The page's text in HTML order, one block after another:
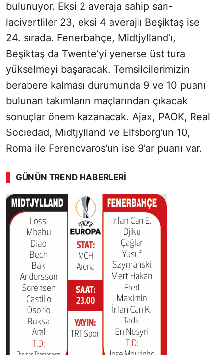
bulunuyor. Eksi 2 averaja sahip sarı-
lacivertliler 23, eksi 4 averajlı Beşiktaş ise
24. sırada. Fenerbahçe, Midtjylland’ı,
Beşiktaş da Twente’yi yenerse üst tura
yükselmeyi başaracak. Temsilcilerimizin
berabere kalması durumunda 9 ve 10 puanı
bulunan takımların maçlarından çıkacak
sonuçlar önem kazanacak. Ajax, PAOK, Real
Sociedad, Midtjylland ve Elfsborg’un 10,
Roma ile Ferencvaros’un ise 9’ar puanı var.
GÜNÜN TREND HABERLERI
00:02 / 02:14